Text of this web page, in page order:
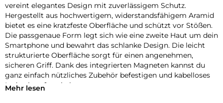
vereint elegantes Design mit zuverlässigem Schutz.
Hergestellt aus hochwertigem, widerstandsfähigem Aramid
bietet es eine kratzfeste Oberfläche und schützt vor Stößen.
Die passgenaue Form legt sich wie eine zweite Haut um dein
Smartphone und bewahrt das schlanke Design. Die leicht
strukturierte Oberfläche sorgt für einen angenehmen,
sicheren Griff. Dank des integrierten Magneten kannst du
ganz einfach nützliches Zubehör befestigen und kabelloses
Laden komfortabel nutzen.
Mehr lesen